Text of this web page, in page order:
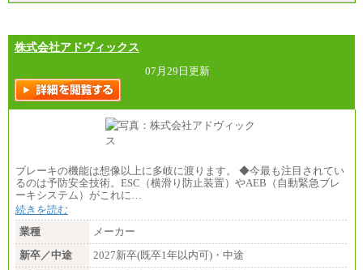
株式会社アドヴィックス
07月29日更新
ブレーキの機能は想像以上に多岐に渡ります。 ◆今最も注目されてい
るのは予防安全技術。ESC（横滑り防止装置）やAEB（自動緊急ブレ
ーキシステム）がこれに…
続きを読む
業種
メーカー
新卒／中途
2027新卒(既卒1年以内可)・中途